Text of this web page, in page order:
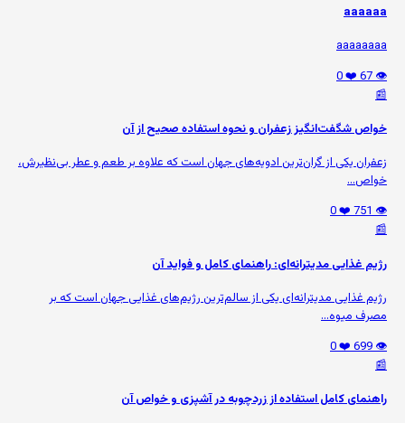
aaaaaa
aaaaaaaa
👁️ 67
❤️ 0
📰
خواص شگفت‌انگیز زعفران و نحوه استفاده صحیح از آن
زعفران یکی از گران‌ترین ادویه‌های جهان است که علاوه بر طعم و عطر بی‌نظیرش،
خواص...
👁️ 751
❤️ 0
📰
رژیم غذایی مدیترانه‌ای: راهنمای کامل و فواید آن
رژیم غذایی مدیترانه‌ای یکی از سالم‌ترین رژیم‌های غذایی جهان است که بر
مصرف میوه‌...
👁️ 699
❤️ 0
📰
راهنمای کامل استفاده از زردچوبه در آشپزی و خواص آن